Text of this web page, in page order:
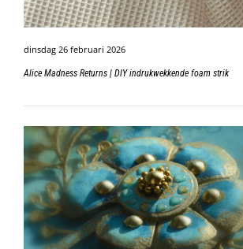
dinsdag 26 februari 2026
Alice Madness Returns | DIY indrukwekkende foam strik